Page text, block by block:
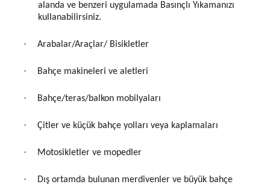
alanda ve benzeri uygulamada Basınçlı Yıkamanızı
kullanabilirsiniz.
· Arabalar/Araçlar/ Bisikletler
· Bahçe makineleri ve aletleri
· Bahçe/teras/balkon mobilyaları
· Çitler ve küçük bahçe yolları veya kaplamaları
· Motosikletler ve mopedler
· Dış ortamda bulunan merdivenler ve büyük bahçe